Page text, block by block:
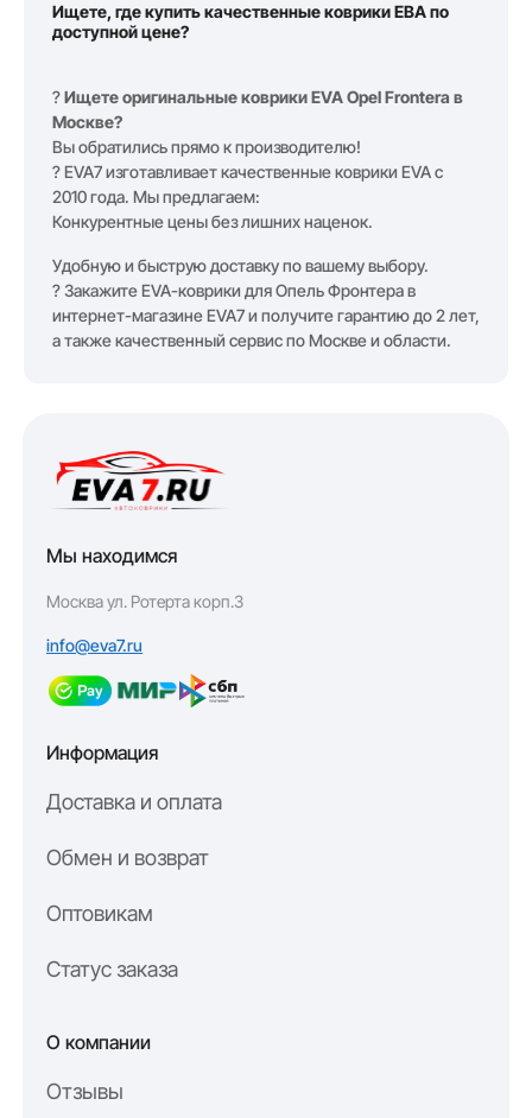
Ищете, где купить качественные коврики ЕВА по
доступной цене?
?Ищете оригинальные коврики EVA Opel Frontera в
Москве?
Вы обратились прямо к производителю!
? EVA7 изготавливает качественные коврики EVA с
2010 года. Мы предлагаем:
Конкурентные цены без лишних наценок.
Удобную и быструю доставку по вашему выбору.
? Закажите EVA-коврики для Опель Фронтера в
интернет-магазине EVA7 и получите гарантию до 2 лет,
а также качественный сервис по Москве и области.
Мы находимся
Москва ул. Ротерта корп.3
info@eva7.ru
Информация
Доставка и оплата
Обмен и возврат
Оптовикам
Статус заказа
О компании
Отзывы